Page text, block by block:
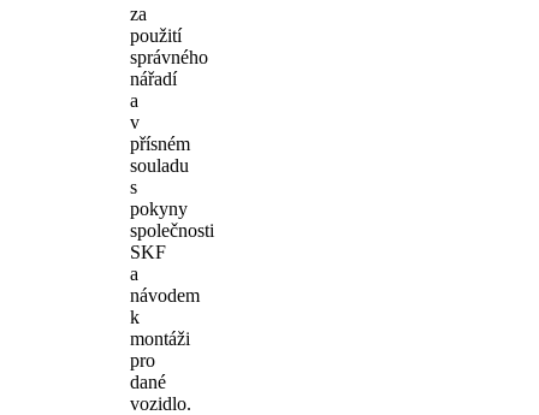
za
použití
správného
nářadí
a
v
přísném
souladu
s
pokyny
společnosti
SKF
a
návodem
k
montáži
pro
dané
vozidlo.